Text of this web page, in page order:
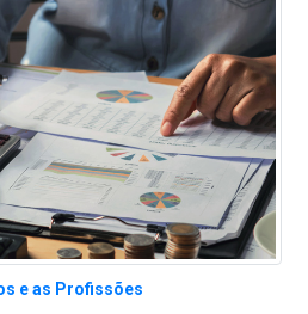
e as Profissões